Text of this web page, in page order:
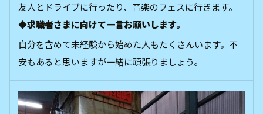
友人とドライブに行ったり、音楽のフェスに行きます。
◆求職者さまに向けて一言お願いします。
自分を含めて未経験から始めた人もたくさんいます。不
安もあると思いますが一緒に頑張りましょう。